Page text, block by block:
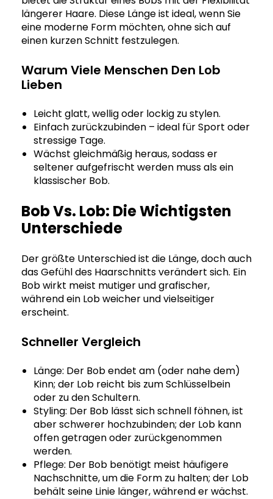
längerer Haare. Diese Länge ist ideal, wenn Sie
eine moderne Form möchten, ohne sich auf
einen kurzen Schnitt festzulegen.
Warum Viele Menschen Den Lob
Lieben
Leicht glatt, wellig oder lockig zu stylen.
Einfach zurückzubinden – ideal für Sport oder
stressige Tage.
Wächst gleichmäßig heraus, sodass er
seltener aufgefrischt werden muss als ein
klassischer Bob.
Bob Vs. Lob: Die Wichtigsten
Unterschiede
Der größte Unterschied ist die Länge, doch auch
das Gefühl des Haarschnitts verändert sich. Ein
Bob wirkt meist mutiger und grafischer,
während ein Lob weicher und vielseitiger
erscheint.
Schneller Vergleich
Länge: Der Bob endet am (oder nahe dem)
Kinn; der Lob reicht bis zum Schlüsselbein
oder zu den Schultern.
Styling: Der Bob lässt sich schnell föhnen, ist
aber schwerer hochzubinden; der Lob kann
offen getragen oder zurückgenommen
werden.
Pflege: Der Bob benötigt meist häufigere
Nachschnitte, um die Form zu halten; der Lob
behält seine Linie länger, während er wächst.